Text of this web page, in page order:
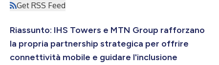
Get RSS Feed
Riassunto: IHS Towers e MTN Group rafforzano
la propria partnership strategica per offrire
connettività mobile e guidare l'inclusione